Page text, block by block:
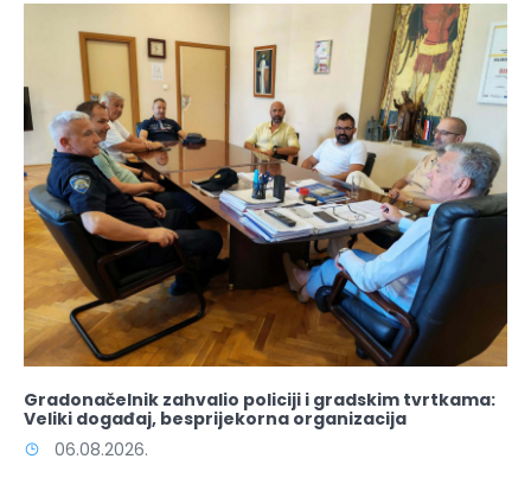
Gradonačelnik zahvalio policiji i gradskim tvrtkama:
Veliki događaj, besprijekorna organizacija
06.08.2026.